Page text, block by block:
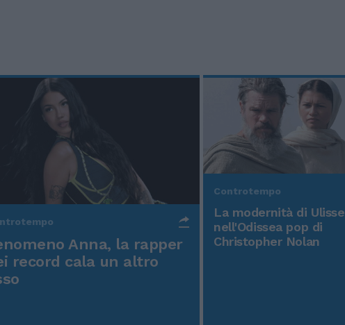
Anna, la rapper
record cala un altro
Controtempo
La modernità di Ulisse
nell'Odissea pop di
Christopher Nolan